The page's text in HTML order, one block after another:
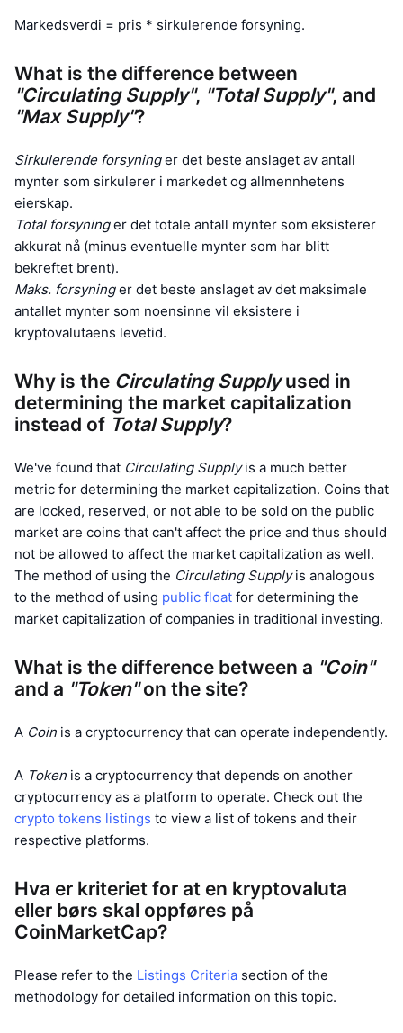
Kommende
Nylig lagt til
Vinnere og tapere
Mest besøkt
Blokkjederangering
Prediksjonsmarkeder
Trending
Nytt
Krypto
Politikk
Idrett
Finans
Teknologi
Samlet NFT-statistikk
Kommende salg
Frykt og grådighetsindeks.
Altcoin-sesongindeks
Indikatorer for markedssykluser
Bitcoin-dominans
CoinMarketCap 20-indeksen
CoinMarketCap 100-indeksen
ETF-strømmer
Krypto-ETF-er
Bitcoin ETF-er
Ethereum ETF-er
Teknisk analyse
RSI
MACD
Derivater
Oversikt
Dokumentasjon
Vanlige spørsmål
AI-integrasjoner
CMC Agent Hub
Markedsplass for ferdigheter
x402
CMC Max
Telegram-bot
Annonser
Miniprogram på nettsteder
Nyheter
Akademi
Forskning
Videoer
Ordbok
Kampanjer
Airdrops
Kalendere
ICO-kalender
Hendelseskalender
Markedsverdi = pris * sirkulerende forsyning.
What is the difference between
"Circulating Supply", "Total Supply", and
"Max Supply"?
Sirkulerende forsyninger det beste anslaget av antall
mynter som sirkulerer i markedet og allmennhetens
eierskap.
Total forsyninger det totale antall mynter som eksisterer
akkurat nå (minus eventuelle mynter som har blitt
bekreftet brent).
Maks. forsyninger det beste anslaget av det maksimale
antallet mynter som noensinne vil eksistere i
kryptovalutaens levetid.
Why is the Circulating Supplyused in
determining the market capitalization
instead of Total Supply?
We've found that Circulating Supplyis a much better
metric for determining the market capitalization. Coins that
are locked, reserved, or not able to be sold on the public
market are coins that can't affect the price and thus should
not be allowed to affect the market capitalization as well.
The method of using the Circulating Supplyis analogous
to the method of using public float for determining the
market capitalization of companies in traditional investing.
What is the difference between a "Coin"
and a "Token"on the site?
A Coin is a cryptocurrency that can operate independently.
A Token is a cryptocurrency that depends on another
cryptocurrency as a platform to operate. Check out the
crypto tokens listings to view a list of tokens and their
respective platforms.
Hva er kriteriet for at en kryptovaluta
eller børs skal oppføres på
CoinMarketCap?
Please refer to the Listings Criteria section of the
methodology for detailed information on this topic.